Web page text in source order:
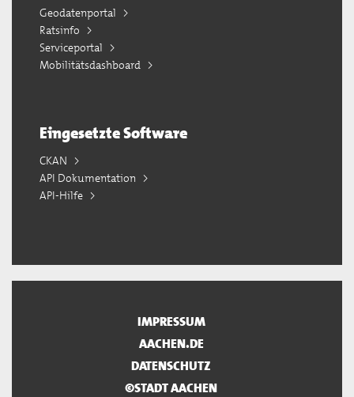
Geodatenportal
Ratsinfo
Serviceportal
Mobilitätsdashboard
Eingesetzte Software
CKAN
API Dokumentation
API-Hilfe
IMPRESSUM
AACHEN.DE
DATENSCHUTZ
©STADT AACHEN